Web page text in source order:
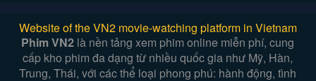
Website of the VN2 movie-watching platform in Vietnam
Phim VN2 là nền tảng xem phim online miễn phí, cung
cấp kho phim đa dạng từ nhiều quốc gia như Mỹ, Hàn,
Trung, Thái, với các thể loại phong phú: hành động, tình